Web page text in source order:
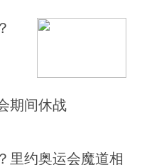
期间休战
里约奥运会魔道相